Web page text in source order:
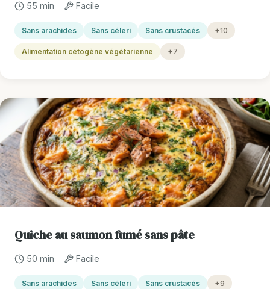
55 min Facile
Sans arachides Sans céleri Sans crustacés +10
Alimentation cétogène végétarienne +7
Quiche au saumon fumé sans pâte
50 min Facile
Sans arachides Sans céleri Sans crustacés +9